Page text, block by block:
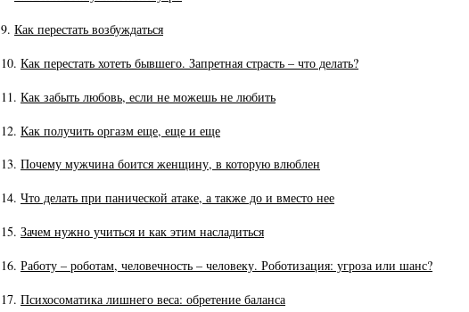
9. Как перестать возбуждаться
10. Как перестать хотеть бывшего. Запретная страсть – что делать?
11. Как забыть любовь, если не можешь не любить
12. Как получить оргазм еще, еще и еще
13. Почему мужчина боится женщину, в которую влюблен
14. Что делать при панической атаке, а также до и вместо нее
15. Зачем нужно учиться и как этим насладиться
16. Работу – роботам, человечность – человеку. Роботизация: угроза или шанс?
17. Психосоматика лишнего веса: обретение баланса